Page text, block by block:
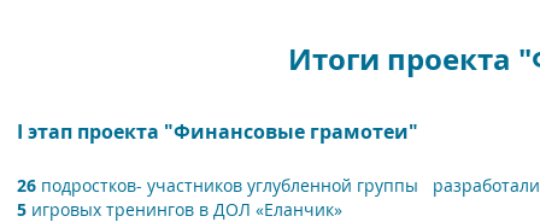
Итоги проекта
I этап проекта "Финансовые грамотеи"
26 подростков- участников углубленной группы
5 игровых тренингов в ДОЛ «Еланчик»